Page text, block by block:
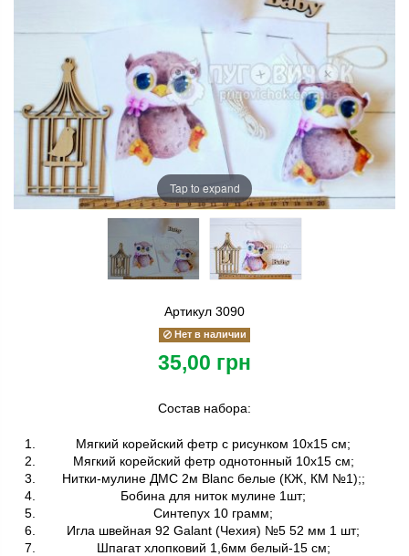
Tap to expand
Артикул 3090
Нет в наличии
35,00 грн
Состав набора:
Мягкий корейский фетр с рисунком 10х15 см;
Мягкий корейский фетр однотонный 10х15 см;
Нитки-мулине ДМС 2м Blanc белые (КЖ, КМ №1);;
Бобина для ниток мулине 1шт;
Синтепух 10 грамм;
Игла швейная 92 Galant (Чехия) №5 52 мм 1 шт;
Шпагат хлопковий 1,6мм белый-15 см;